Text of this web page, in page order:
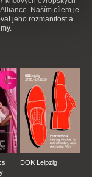
Naším cílem je
jeho rozmanitost a
DOK Leipzig